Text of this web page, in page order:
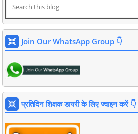
Join Our WhatsApp Group 👇
प्रतिदिन शिक्षक डायरी के लिए ज्वाइन करें 👇